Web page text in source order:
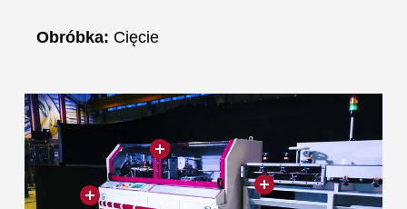
Obróbka: Cięcie